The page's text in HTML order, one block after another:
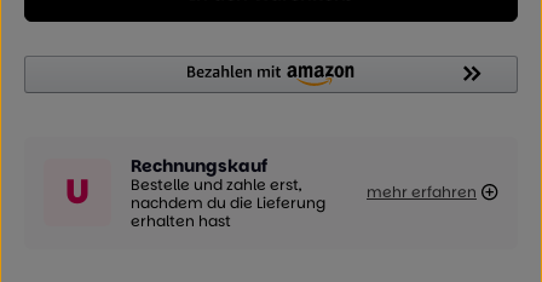
U
Rechnungskauf
Bestelle und zahle erst,
nachdem du die Lieferung
erhalten hast
mehr erfahren